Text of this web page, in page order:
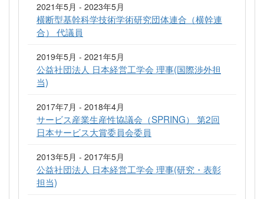
2021年5月 - 2023年5月
横断型基幹科学技術学術研究団体連合（横幹連
合） 代議員
2019年5月 - 2021年5月
公益社団法人 日本経営工学会 理事(国際渉外担
当)
2017年7月 - 2018年4月
サービス産業生産性協議会（SPRING） 第2回
日本サービス大賞委員会委員
2013年5月 - 2017年5月
公益社団法人 日本経営工学会 理事(研究・表彰
担当)